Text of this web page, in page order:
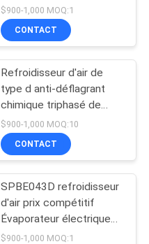
d'évaporation
$900-1,000 MOQ:1
CONTACT
Refroidisseur d'air de
type d anti-déflagrant
chimique triphasé de
chambre froide du
vaporisateur R404a
$900-1,000 MOQ:10
CONTACT
SPBE043D refroidisseur
d'air prix compétitif
Évaporateur électrique
pour chambre froide
$900-1,000 MOQ:1